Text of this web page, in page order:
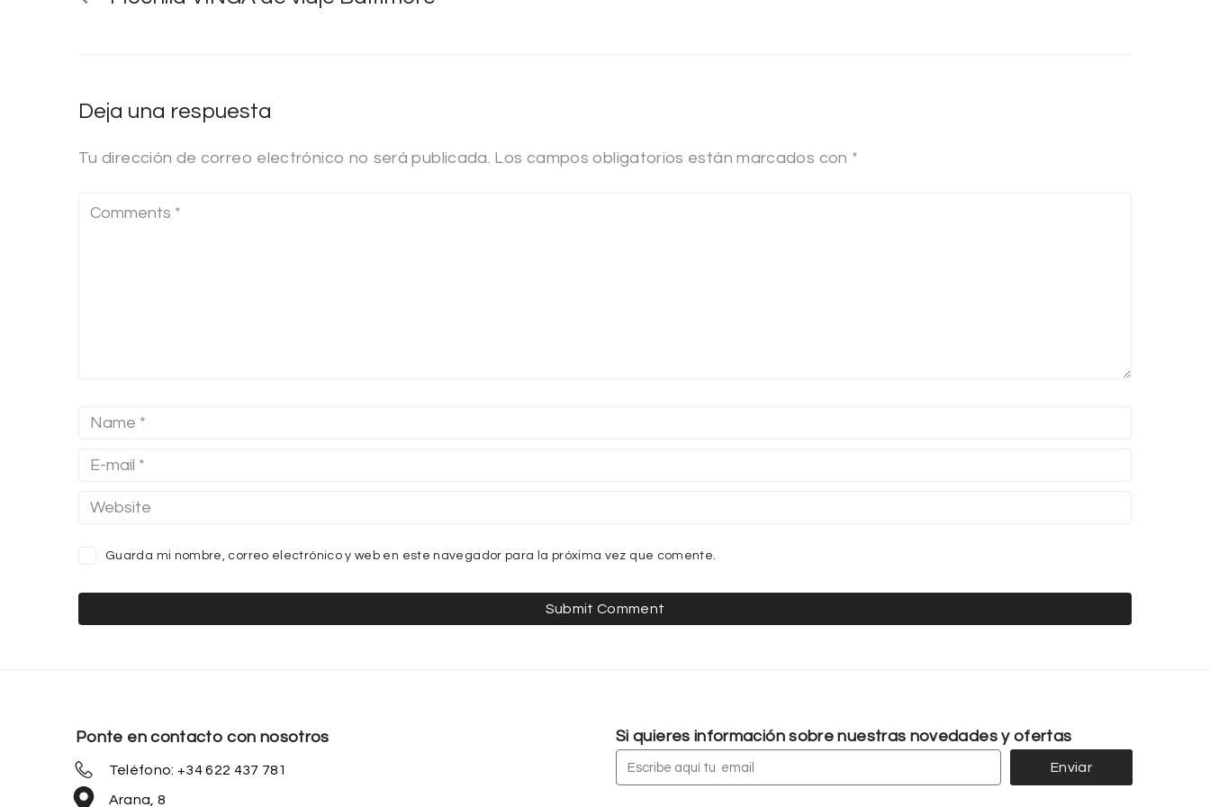
Deja una respuesta
Tu dirección de correo electrónico no será publicada. Los campos obligatorios están marcados con *
Guarda mi nombre, correo electrónico y web en este navegador para la próxima vez que comente.
Ponte en contacto con nosotros
Teléfono: +34 622 437 781
Arana, 8
Si quieres información sobre nuestras novedades y ofertas
Enviar